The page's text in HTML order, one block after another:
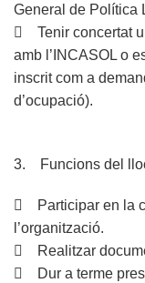
General de Política
 Tenir concertat
amb l’INCASOL o
inscrit com a
d’ocupació).
3. Funcions del
 Participar en la
l’organització.
 Realitzar
 Dur a terme